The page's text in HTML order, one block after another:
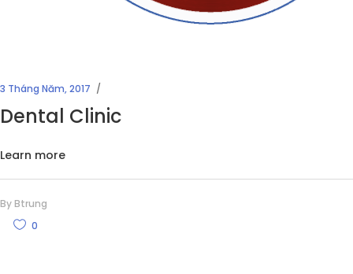
3 Tháng Năm, 2017
Dental Clinic
Learn more
By Btrung
0